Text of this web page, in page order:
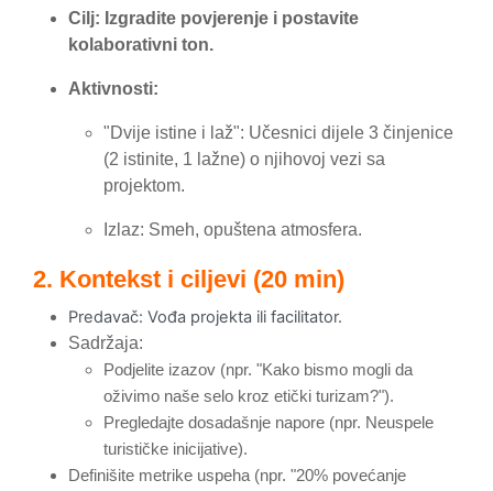
Cilj: Izgradite povjerenje i postavite
kolaborativni ton.
Aktivnosti:
"Dvije istine i laž": Učesnici dijele 3 činjenice
(2 istinite, 1 lažne) o njihovoj vezi sa
projektom.
Izlaz: Smeh, opuštena atmosfera.
2. Kontekst i ciljevi (20 min)
Predavač: Vođa projekta ili facilitator.
Sadržaja:
Podjelite izazov (npr. "Kako bismo mogli da
oživimo naše selo kroz etički turizam?").
Pregledajte dosadašnje napore (npr. Neuspele
turističke inicijative).
Definišite metrike uspeha (npr. "20% povećanje